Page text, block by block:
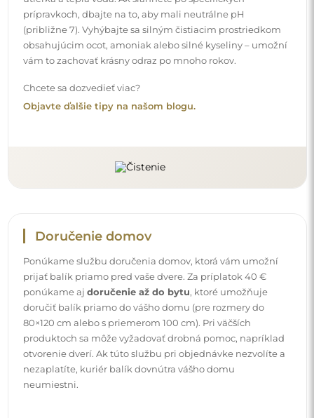
ponúkame ajdoručenie až do bytu
, ktoré umožňuje
doručiť balík priamo do vášho domu (pre rozmery do
80×120 cm alebo s priemerom 100 cm). Pri väčších
produktoch sa môže vyžadovať drobná pomoc, napríklad
nezaplatíte, kuriér balík dovnútra vášho domu
neumiestni.
Návody
Aby bola montáž a používanie nášho zrkadla jednoduché
a bez starostí, pripravili sme pre vás podrobné návody.
Nájdete v nich všetky potrebné kroky pre správnu montáž
zrkadla, ako aj rady pre jeho údržbu, čistenie a
starostlivosť, aby ste sa mohli dlho tešiť z jeho dokonalého
vzhľadu.
Pozrite si návody na montáž a používanie.